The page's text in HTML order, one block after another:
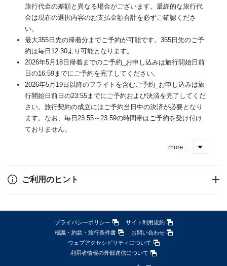
旅行代金の差額と異なる場合がございます。最終的な旅行代
金は現在の選択内容のお支払金額合計を必ずご確認くださ
い。
最大355日先の帰着分までご予約が可能です。355日先のご予
約は毎日12:30より可能となります。
2026年5月18日帰着までのご予約_お申し込みは旅行開始日前
日の16:59までにご予約を完了してください。
2026年5月19日以降のフライトを含むご予約_お申し込みは旅
行開始日前日の23:55までにご予約および決済を完了してくだ
さい。旅行契約の成立にはご予約当日中の決済が必要となり
ます。なお、毎日23:55～23:59の時間帯はご予約を受け付け
ておりません。
more...
ご利用のヒント
プライバシーポリシー
サイト利用規約
標識・約款・旅行条件書
お問い合わせ
ウェブアクセシビリティについて
利用者情報の外部送信について